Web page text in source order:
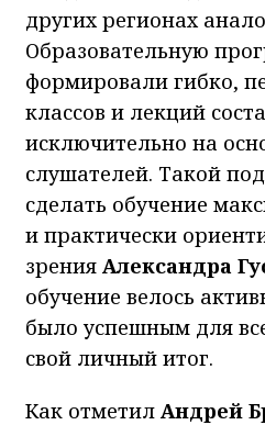
других регионах
Образовательную
формировали гибко,
классов и лекций
исключительно на
слушателей. Такой
сделать обучение
и практически
зрения Александра
обучение велось
было успешным для
свой личный итог.
Как отметил Андрей